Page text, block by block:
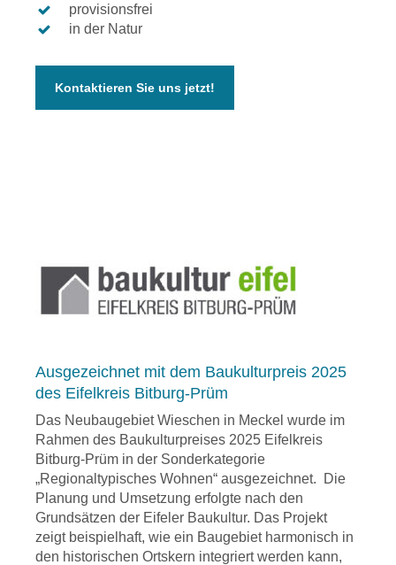
provisionsfrei
in der Natur
Kontaktieren Sie uns jetzt!
Ausgezeichnet mit dem Baukulturpreis 2025
des Eifelkreis Bitburg-Prüm
Das Neubaugebiet Wieschen in Meckel wurde im
Rahmen des Baukulturpreises 2025 Eifelkreis
Bitburg-Prüm in der Sonderkategorie
„Regionaltypisches Wohnen“ ausgezeichnet. ​ Die
Planung und Umsetzung erfolgte nach den
Grundsätzen der Eifeler Baukultur. Das Projekt
zeigt beispielhaft, wie ein Baugebiet harmonisch in
den historischen Ortskern integriert werden kann,